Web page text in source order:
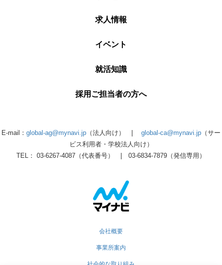
求人情報
イベント
就活知識
採用ご担当者の方へ
E-mail： global-ag@mynavi.jp （法人向け） | global-ca@mynavi.jp （サー
ビス利用者・学校法人向け）
TEL： 03-6267-4087（代表番号） | 03-6834-7879（発信専用）
会社概要
事業所案内